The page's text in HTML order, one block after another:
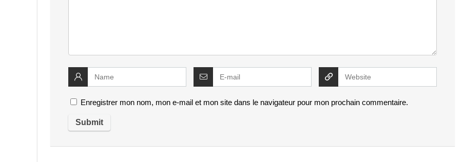
Enregistrer mon nom, mon e-mail et mon site dans le navigateur pour mon prochain commentaire.